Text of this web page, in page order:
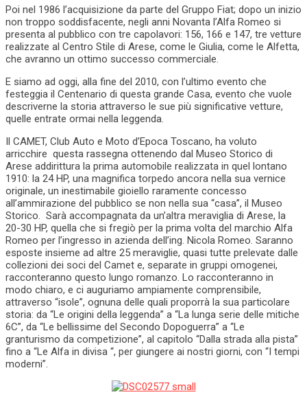
Poi nel 1986 l’acquisizione da parte del Gruppo Fiat; dopo un inizio
non troppo soddisfacente, negli anni Novanta l’Alfa Romeo si
presenta al pubblico con tre capolavori: 156, 166 e 147, tre vetture
realizzate al Centro Stile di Arese, come le Giulia, come le Alfetta,
che avranno un ottimo successo commerciale.
E siamo ad oggi, alla fine del 2010, con l’ultimo evento che
festeggia il Centenario di questa grande Casa, evento che vuole
descriverne la storia attraverso le sue più significative vetture,
quelle entrate ormai nella leggenda.
Il CAMET, Club Auto e Moto d’Epoca Toscano, ha voluto
arricchire questa rassegna ottenendo dal Museo Storico di
Arese addirittura la prima automobile realizzata in quel lontano
1910: la 24 HP, una magnifica torpedo ancora nella sua vernice
originale, un inestimabile gioiello raramente concesso
all’ammirazione del pubblico se non nella sua “casa”, il Museo
Storico. Sarà accompagnata da un’altra meraviglia di Arese, la
20-30 HP, quella che si fregiò per la prima volta del marchio Alfa
Romeo per l’ingresso in azienda dell’ing. Nicola Romeo. Saranno
esposte insieme ad altre 25 meraviglie, quasi tutte prelevate dalle
collezioni dei soci del Camet e, separate in gruppi omogenei,
racconteranno questo lungo romanzo. Lo racconteranno in
modo chiaro, e ci auguriamo ampiamente comprensibile,
attraverso “isole”, ognuna delle quali proporrà la sua particolare
storia: da “Le origini della leggenda” a “La lunga serie delle mitiche
6C”, da “Le bellissime del Secondo Dopoguerra” a “Le
granturismo da competizione”, al capitolo “Dalla strada alla pista”
fino a “Le Alfa in divisa “, per giungere ai nostri giorni, con “I tempi
moderni”.